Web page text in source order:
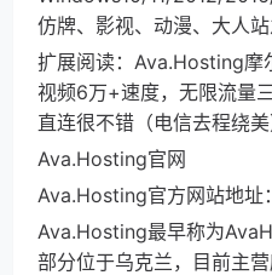
仿牌、影视、动漫、大人站
扩展阅读：Ava.Hosting摩
视频6万+速度，无限流量
直连很不错（电信去程绕美
Ava.Hosting官网
Ava.Hosting官方网站地址：
Ava.Hosting最早称为
部分位于乌克兰，目前主